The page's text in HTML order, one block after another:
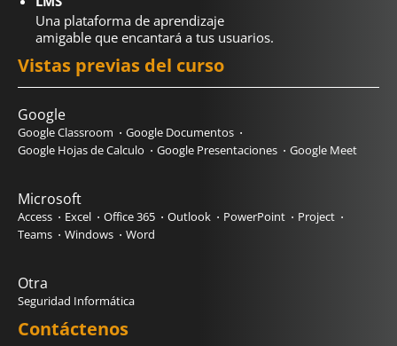
Una plataforma de aprendizaje
amigable que encantará a tus usuarios.
Vistas previas del curso
Google
Google Classroom
Google Documentos
Google Hojas de Calculo
Google Presentaciones Google Meet
Microsoft
Access Excel Office 365 Outlook PowerPoint
Project
Teams
Windows Word
Otra
Seguridad Informática
Contáctenos